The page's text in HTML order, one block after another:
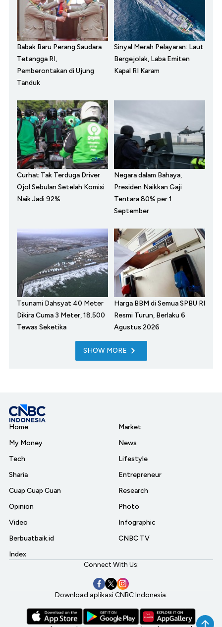
Babak Baru Perang Saudara
Tetangga RI,
Pemberontakan di Ujung
Tanduk
Sinyal Merah Pelayaran: Laut
Bergejolak, Laba Emiten
Kapal RI Karam
Curhat Tak Terduga Driver
Ojol Sebulan Setelah Komisi
Naik Jadi 92%
Negara dalam Bahaya,
Presiden Naikkan Gaji
Tentara 80% per 1
September
Tsunami Dahsyat 40 Meter
Dikira Cuma 3 Meter, 18.500
Tewas Seketika
Harga BBM di Semua SPBU RI
Resmi Turun, Berlaku 6
Agustus 2026
SHOW MORE
Home
My Money
Tech
Sharia
Cuap Cuap Cuan
Opinion
Video
Berbuatbaik.id
Index
Market
News
Lifestyle
Entrepreneur
Research
Photo
Infographic
CNBC TV
Connect With Us:
Download aplikasi CNBC Indonesia: